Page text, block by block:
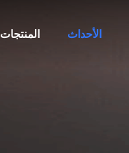
المنتجات الأحداث